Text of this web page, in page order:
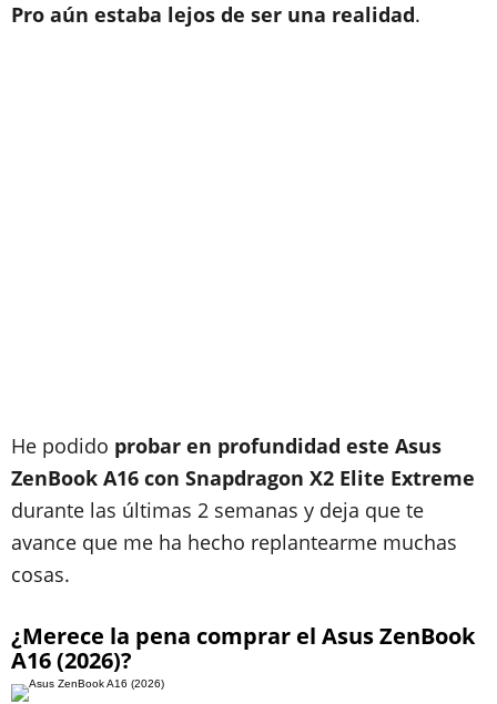
Pro aún estaba lejos de ser una realidad.
He podido probar en profundidad este Asus
ZenBook A16 con Snapdragon X2 Elite Extreme
durante las últimas 2 semanas y deja que te
avance que me ha hecho replantearme muchas
cosas.
¿Merece la pena comprar el Asus ZenBook
A16 (2026)?